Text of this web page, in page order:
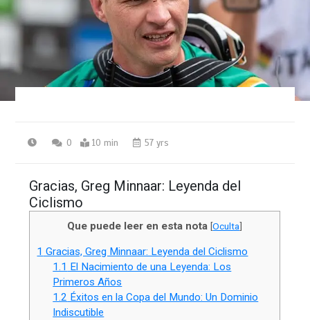
0 10 min 57 yrs
Gracias, Greg Minnaar: Leyenda del
Ciclismo
Que puede leer en esta nota [Oculta]
1 Gracias, Greg Minnaar: Leyenda del Ciclismo
1.1 El Nacimiento de una Leyenda: Los
Primeros Años
1.2 Éxitos en la Copa del Mundo: Un Dominio
Indiscutible